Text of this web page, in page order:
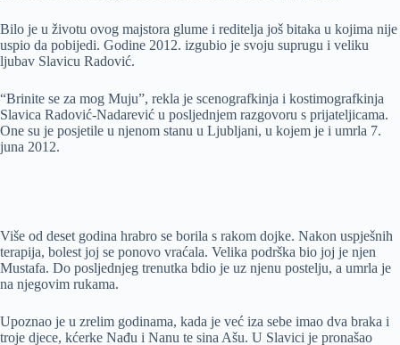
Bilo je u životu ovog majstora glume i reditelja još bitaka u kojima nije
uspio da pobijedi. Godine 2012. izgubio je svoju suprugu i veliku
ljubav Slavicu Radović.
“Brinite se za mog Muju”, rekla je scenografkinja i kostimografkinja
Slavica Radović-Nadarević u posljednjem razgovoru s prijateljicama.
One su je posjetile u njenom stanu u Ljubljani, u kojem je i umrla 7.
juna 2012.
Više od deset godina hrabro se borila s rakom dojke. Nakon uspješnih
terapija, bolest joj se ponovo vraćala. Velika podrška bio joj je njen
Mustafa. Do posljednjeg trenutka bdio je uz njenu postelju, a umrla je
na njegovim rukama.
Upoznao je u zrelim godinama, kada je već iza sebe imao dva braka i
troje djece, kćerke Nađu i Nanu te sina Ašu. U Slavici je pronašao